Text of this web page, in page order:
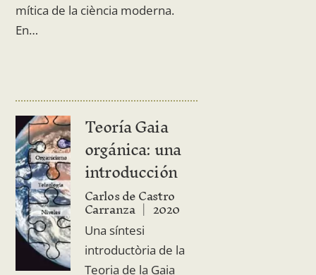
mítica de la ciència moderna.
En…
Teoría Gaia
orgánica: una
introducción
Carlos de Castro
Carranza 2020
Una síntesi
introductòria de la
Teoria de la Gaia